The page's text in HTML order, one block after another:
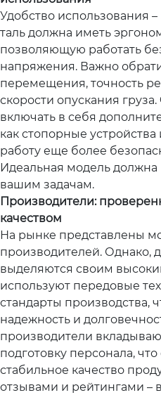
Удобство использования
таль должна иметь
позволяющую работать
напряжения. Важно
перемещения, точность
скорости опускания
включать в себя
как стопорные
работу еще более
Идеальная модель должна
вашим задачам.
Производители:
качеством
На рынке представлены
производителей. Однако,
выделяются своим
используют передовые
стандарты производства,
надежность и
производители
подготовку персонала,
стабильное качество
отзывами и рейтингами –